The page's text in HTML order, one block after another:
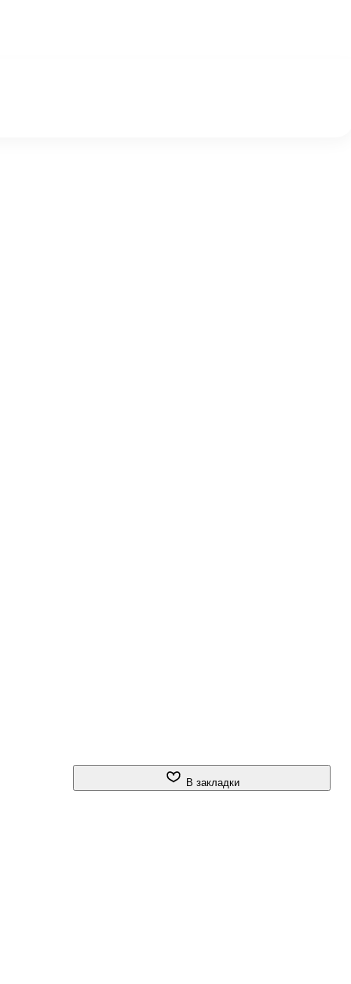
В закладки